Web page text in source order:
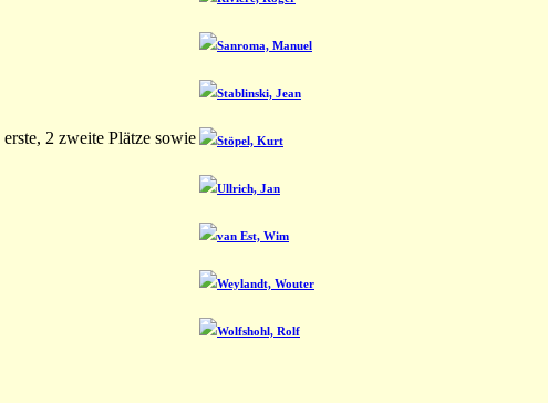
2 zweite Plätze sowie
Sanroma, Manuel
Stablinski, Jean
Stöpel, Kurt
Ullrich, Jan
van Est, Wim
Weylandt, Wouter
Wolfshohl, Rolf